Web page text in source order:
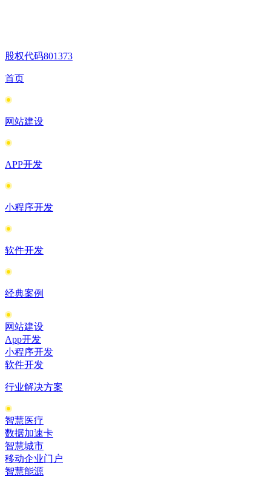
股权代码801373
首页
网站建设
APP开发
小程序开发
软件开发
经典案例
网站建设
App开发
小程序开发
软件开发
行业解决方案
智慧医疗
数据加速卡
智慧城市
移动企业门户
智慧能源